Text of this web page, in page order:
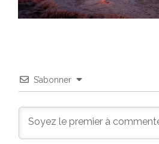
S’abonner